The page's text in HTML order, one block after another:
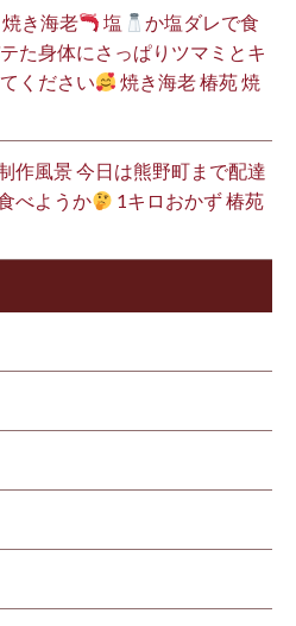
焼き海老 塩
か塩ダレで食
た身体にさっぱりツマミとキ
ください
焼き海老 椿苑 焼
作風景 今日は熊野町まで配達
べようか
1キロおかず 椿苑